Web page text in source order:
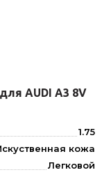
AUDI A3 8V
1.75
кожа
Легковой